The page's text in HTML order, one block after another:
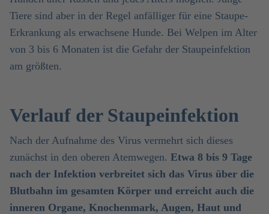
Tiere sind aber in der Regel anfälliger für eine Staupe-
Erkrankung als erwachsene Hunde. Bei Welpen im Alter
von 3 bis 6 Monaten ist die Gefahr der Staupeinfektion
am größten.
Verlauf der Staupeinfektion
Nach der Aufnahme des Virus vermehrt sich dieses
zunächst in den oberen Atemwegen. Etwa 8 bis 9 Tage
nach der Infektion verbreitet sich das Virus über die
Blutbahn im gesamten Körper und erreicht auch die
inneren Organe, Knochenmark, Augen, Haut und